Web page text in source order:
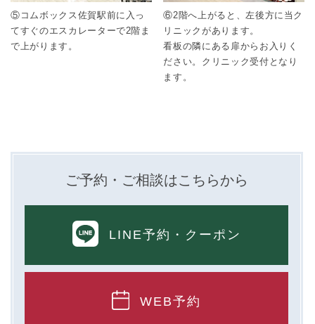
⑤コムボックス佐賀駅前に入っ
てすぐのエスカレーターで2階ま
で上がります。
⑥2階へ上がると、左後方に当ク
リニックがあります。
看板の隣にある扉からお入りく
ださい。クリニック受付となり
ます。
ご予約・ご相談はこちらから
LINE予約 ・クーポン
WEB予約